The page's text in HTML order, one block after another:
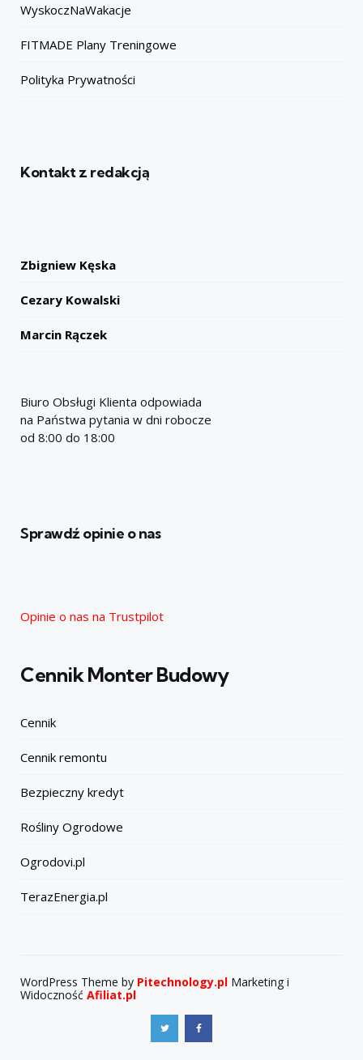
WyskoczNaWakacje
FITMADE Plany Treningowe
Polityka Prywatności
Kontakt z redakcją
Zbigniew Kęska
Cezary Kowalski
Marcin Rączek
Biuro Obsługi Klienta odpowiada
na Państwa pytania w dni robocze
od 8:00 do 18:00
Sprawdź opinie o nas
Opinie o nas na Trustpilot
Cennik Monter Budowy
Cennik
Cennik remontu
Bezpieczny kredyt
Rośliny Ogrodowe
Ogrodovi.pl
TerazEnergia.pl
WordPress Theme by Pitechnology.pl Marketing i
Widoczność Afiliat.pl